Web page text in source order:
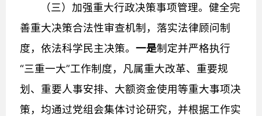
（三）加强重大行政决策事项管理。健全完
善重大决策合法性审查机制，落实法律顾问制
度，依法科学民主决策。 一是制定并严格执行
“三重一大”工作制度，凡属重大改革、重要规
划、重要人事安排、大额资金使用等重大事项决
策，均通过党组会集体讨论研究，并根据工作实